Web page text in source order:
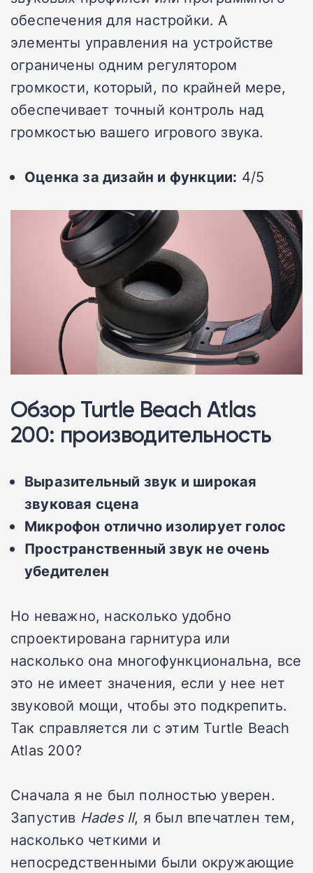
обеспечения для настройки. А
элементы управления на устройстве
ограничены одним регулятором
громкости, который, по крайней мере,
обеспечивает точный контроль над
громкостью вашего игрового звука.
Оценка за дизайн и функции: 4/5
Обзор Turtle Beach Atlas
200: производительность
Выразительный звук и широкая
звуковая сцена
Микрофон отлично изолирует голос
Пространственный звук не очень
убедителен
Но неважно, насколько удобно
спроектирована гарнитура или
насколько она многофункциональна, все
это не имеет значения, если у нее нет
звуковой мощи, чтобы это подкрепить.
Так справляется ли с этим Turtle Beach
Atlas 200?
Сначала я не был полностью уверен.
Запустив Hades II, я был впечатлен тем,
насколько четкими и
непосредственными были окружающие